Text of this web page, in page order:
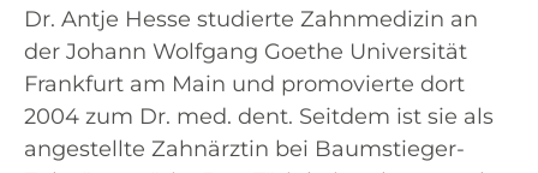
Dr. Ant­je Hes­se stu­dier­te Zahn­me­di­zin an
der Johann Wolf­gang Goe­the Uni­ver­si­tät
Frank­furt am Main und pro­mo­vier­te dort
2004 zum Dr. med. dent. Seit­dem ist sie als
ange­stell­te Zahn­ärz­tin bei Baum­stie­ger­